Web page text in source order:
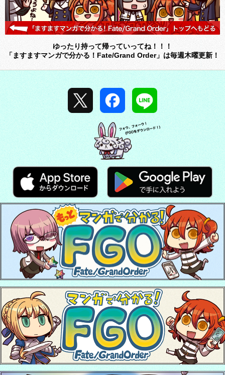
ゆったり持って帰っていってね！！！
「ますますマンガで分かる！Fate/Grand Order」は毎週木曜更新！